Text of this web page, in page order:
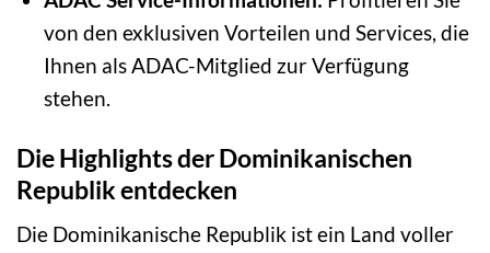
von den exklusiven Vorteilen und Services, die
Ihnen als ADAC-Mitglied zur Verfügung
stehen.
Die Highlights der Dominikanischen
Republik entdecken
Die Dominikanische Republik ist ein Land voller